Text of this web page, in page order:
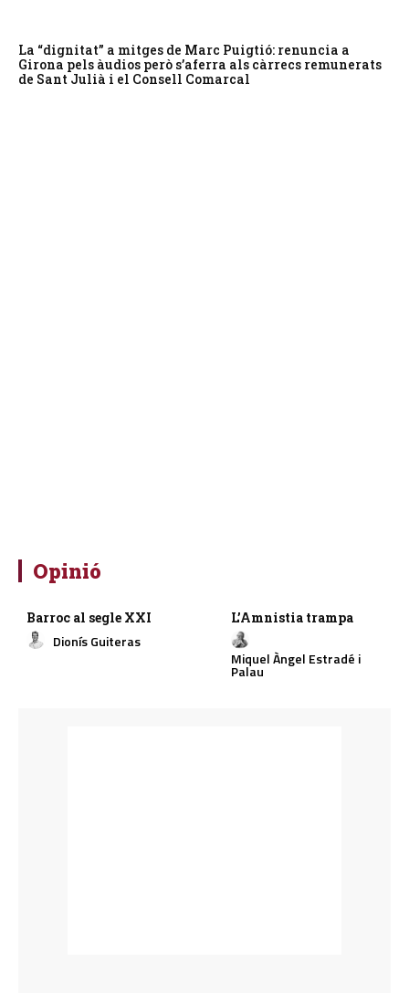
La “dignitat” a mitges de Marc Puigtió: renuncia a
Girona pels àudios però s’aferra als càrrecs remunerats
de Sant Julià i el Consell Comarcal
Opinió
Barroc al segle XXI
Dionís Guiteras
L’Amnistia trampa
Miquel Àngel Estradé i
Palau